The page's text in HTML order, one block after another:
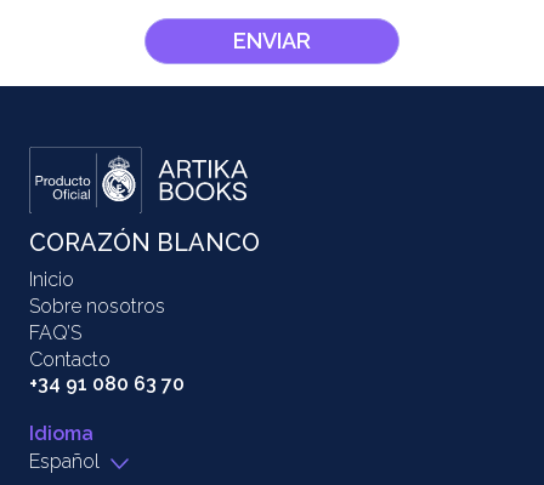
ENVIAR
CORAZÓN BLANCO
Inicio
Sobre nosotros
FAQ’S
Contacto
+34 91 080 63 70
Idioma
Español